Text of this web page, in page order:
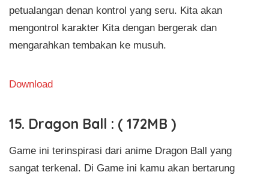
petualangan denan kontrol yang seru. Kita akan
mengontrol karakter Kita dengan bergerak dan
mengarahkan tembakan ke musuh.
Download
15. Dragon Ball : ( 172MB )
Game ini terinspirasi dari anime Dragon Ball yang
sangat terkenal. Di Game ini kamu akan bertarung